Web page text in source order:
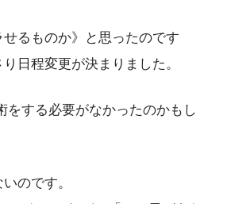
るものか》と思ったのです
日程変更が決まりました。
をする必要がなかったのかもし
のです。